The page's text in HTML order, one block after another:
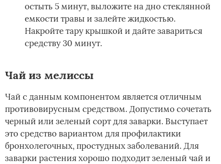
остыть 5 минут, выложите на дно стеклянной
емкости травы и залейте жидкостью.
Накройте тару крышкой и дайте завариться
средству 30 минут.
Чай из мелиссы
Чай с данным компонентом является отличным
противовирусным средством. Допустимо сочетать
черный или зеленый сорт для заварки. Выступает
это средство вариантом для профилактики
бронхолегочных, простудных заболеваний. Для
заварки растения хорошо подходит зеленый чай и